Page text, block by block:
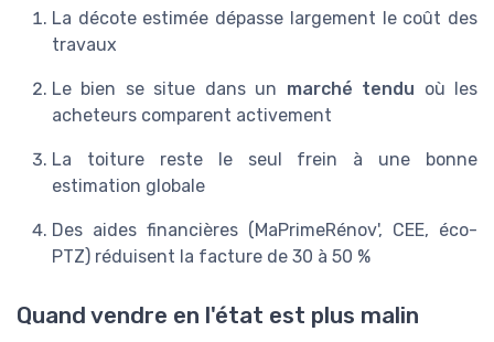
La décote estimée dépasse largement le coût des
travaux
Le bien se situe dans un marché tendu où les
acheteurs comparent activement
La toiture reste le seul frein à une bonne
estimation globale
Des aides financières (MaPrimeRénov', CEE, éco-
PTZ) réduisent la facture de 30 à 50 %
Quand vendre en l'état est plus malin